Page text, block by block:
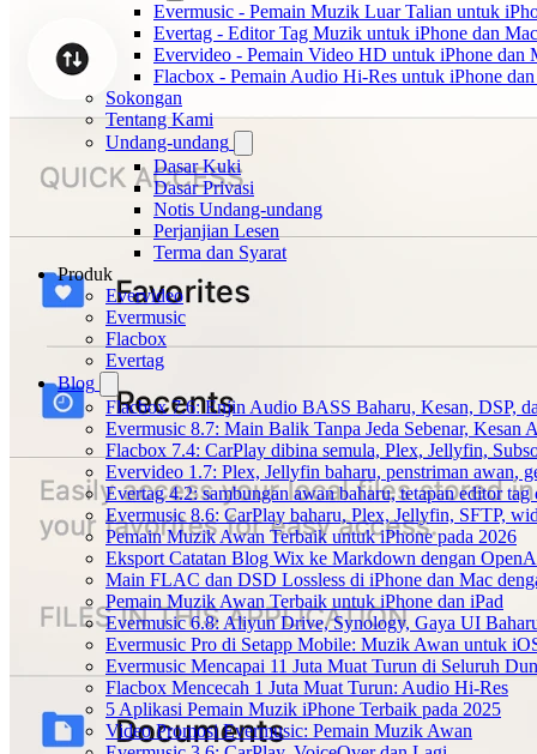
Evermusic - Pemain Muzik Luar Talian untuk
Evertag - Editor Tag Muzik untuk iPhone dan Mac
Evervideo - Pemain Video HD untuk iPhone dan
Flacbox - Pemain Audio Hi-Res untuk iPhone
Sokongan
Tentang Kami
Undang-undang
Dasar Kuki
Dasar Privasi
Notis Undang-undang
Perjanjian Lesen
Terma dan Syarat
Produk
Evervideo
Evermusic
Flacbox
Evertag
Blog
Flacbox 7.6: Enjin Audio BASS Baharu, Kesan, DSP,
Evermusic 8.7: Main Balik Tanpa Jeda Sebenar, Kesan
Flacbox 7.4: CarPlay dibina semula, Plex, Jellyfin,
Evervideo 1.7: Plex, Jellyfin baharu, penstriman awan,
Evertag 4.2: sambungan awan baharu, tetapan editor tag
Evermusic 8.6: CarPlay baharu, Plex, Jellyfin, SFTP,
Pemain Muzik Awan Terbaik untuk iPhone pada 2026
Eksport Catatan Blog Wix ke Markdown dengan
Main FLAC dan DSD Lossless di iPhone dan Mac
Pemain Muzik Awan Terbaik untuk iPhone dan iPad
Evermusic 6.8: Aliyun Drive, Synology, Gaya UI
Evermusic Pro di Setapp Mobile: Muzik Awan untuk
Evermusic Mencapai 11 Juta Muat Turun di Seluruh
Flacbox Mencecah 1 Juta Muat Turun: Audio Hi-Res
5 Aplikasi Pemain Muzik iPhone Terbaik pada 2025
Video Promosi Evermusic: Pemain Muzik Awan